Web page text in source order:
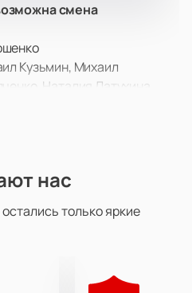
смена
Кузьмин, Михаил
Наталия Латухина,
Сердотецкая,
уникальную
кота Савелия.
на одноименном
животного, чья судьба
нас
только яркие